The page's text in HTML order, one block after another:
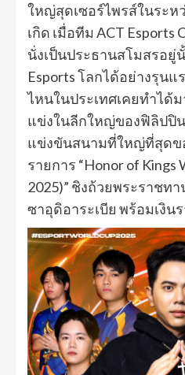
ใหญ่สุดเซอร์ไพรส์ในระห
เกิด เมื่อทีม ACT
นั่งเป็นประธานสโมสรอยู่
Esports โลกได้อย่างรุน
ไหนในประเทศเคยทำได้
แข่งในลีกใหญ่ของฟิลิปปิ
แข่งขันสนามที่ใหญ่ที่สุดข
รายการ “Honor of Kings
2025)” ชิงถ้วยพระราชท
ซาอุดิอาระเบีย พร้อมเงิน